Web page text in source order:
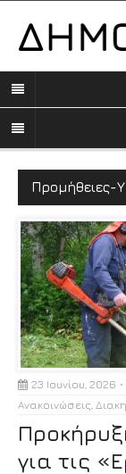
Προμήθειες-
23 Ιουνίου, 2026
Ανακοινώσεις
για τις